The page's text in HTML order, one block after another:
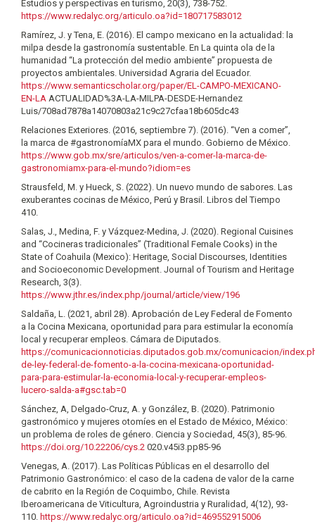
Estudios y perspectivas en turismo, 20(3), 738-752.
https://www.redalyc.org/articulo.oa?id=180717583012
Ramírez, J. y Tena, E. (2016). El campo mexicano en la actualidad: la
milpa desde la gastronomía sustentable. En La quinta ola de la
humanidad “La protección del medio ambiente” propuesta de
proyectos ambientales. Universidad Agraria del Ecuador.
https://www.semanticscholar.org/paper/EL-CAMPO-MEXICANO-
EN-LA ACTUALIDAD%3A-LA-MILPA-DESDE-Hernandez
Luis/708ad7878a14070803a21c9c27cfaa18b605dc43
Relaciones Exteriores. (2016, septiembre 7). (2016). “Ven a comer”,
la marca de #gastronomíaMX para el mundo. Gobierno de México.
https://www.gob.mx/sre/articulos/ven-a-comer-la-marca-de-
gastronomiamx-para-el-mundo?idiom=es
Strausfeld, M. y Hueck, S. (2022). Un nuevo mundo de sabores. Las
exuberantes cocinas de México, Perú y Brasil. Libros del Tiempo
410.
Salas, J., Medina, F. y Vázquez-Medina, J. (2020). Regional Cuisines
and “Cocineras tradicionales” (Traditional Female Cooks) in the
State of Coahuila (Mexico): Heritage, Social Discourses, Identities
and Socioeconomic Development. Journal of Tourism and Heritage
Research, 3(3).
https://www.jthr.es/index.php/journal/article/view/196
Saldaña, L. (2021, abril 28). Aprobación de Ley Federal de Fomento
a la Cocina Mexicana, oportunidad para para estimular la economía
local y recuperar empleos. Cámara de Diputados.
https://comunicacionnoticias.diputados.gob.mx/comunicacion/
de-ley-federal-de-fomento-a-la-cocina-mexicana-oportunidad-
para-para-estimular-la-economia-local-y-recuperar-empleos-
lucero-salda-a#gsc.tab=0
Sánchez, A, Delgado-Cruz, A. y González, B. (2020). Patrimonio
gastronómico y mujeres otomíes en el Estado de México, México:
un problema de roles de género. Ciencia y Sociedad, 45(3), 85-96.
https://doi.org/10.22206/cys.2 020.v45i3.pp85-96
Venegas, A. (2017). Las Políticas Públicas en el desarrollo del
Patrimonio Gastronómico: el caso de la cadena de valor de la carne
de cabrito en la Región de Coquimbo, Chile. Revista
Iberoamericana de Viticultura, Agroindustria y Ruralidad, 4(12), 93-
110. https://www.redalyc.org/articulo.oa?id=469552915006